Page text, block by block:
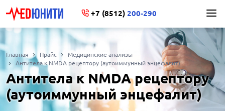
+7 (8512) 200-290
Главная Прайс
Медицинские анализы
Антитела к NMDA рецептору (аутоиммунный энцефалит)
Антитела к NMDA рецептору
(аутоиммунный энцефалит)